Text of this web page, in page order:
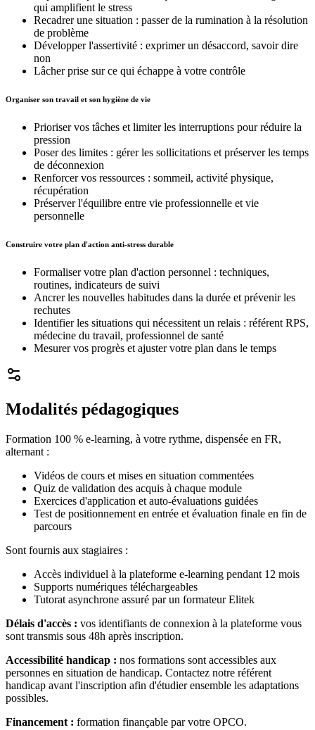
qui amplifient le stress
Recadrer une situation : passer de la rumination à la résolution
de problème
Développer l'assertivité : exprimer un désaccord, savoir dire
non
Lâcher prise sur ce qui échappe à votre contrôle
Organiser son travail et son hygiène de vie
Prioriser vos tâches et limiter les interruptions pour réduire la
pression
Poser des limites : gérer les sollicitations et préserver les temps
de déconnexion
Renforcer vos ressources : sommeil, activité physique,
récupération
Préserver l'équilibre entre vie professionnelle et vie
personnelle
Construire votre plan d'action anti-stress durable
Formaliser votre plan d'action personnel : techniques,
routines, indicateurs de suivi
Ancrer les nouvelles habitudes dans la durée et prévenir les
rechutes
Identifier les situations qui nécessitent un relais : référent RPS,
médecine du travail, professionnel de santé
Mesurer vos progrès et ajuster votre plan dans le temps
Modalités pédagogiques
Formation 100 % e-learning, à votre rythme, dispensée en FR,
alternant :
Vidéos de cours et mises en situation commentées
Quiz de validation des acquis à chaque module
Exercices d'application et auto-évaluations guidées
Test de positionnement en entrée et évaluation finale en fin de
parcours
Sont fournis aux stagiaires :
Accès individuel à la plateforme e-learning pendant 12 mois
Supports numériques téléchargeables
Tutorat asynchrone assuré par un formateur Elitek
Délais d'accès : vos identifiants de connexion à la plateforme vous
sont transmis sous 48h après inscription.
Accessibilité handicap : nos formations sont accessibles aux
personnes en situation de handicap. Contactez notre référent
handicap avant l'inscription afin d'étudier ensemble les adaptations
possibles.
Financement : formation finançable par votre OPCO.